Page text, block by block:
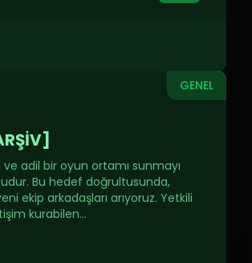
GENEL
adil bir oyun ortamı sunmayı
Bu hedef doğrultusunda,
ekip arkadaşları arıyoruz. Yetkili
kurabilen...